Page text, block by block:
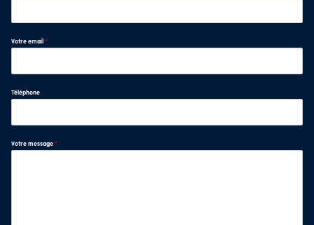
Votre email*
Téléphone
Votre message*